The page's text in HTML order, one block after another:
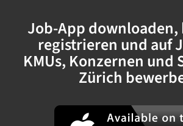
Job-App downloaden,
registrieren und auf
KMUs, Konzernen und
Zürich